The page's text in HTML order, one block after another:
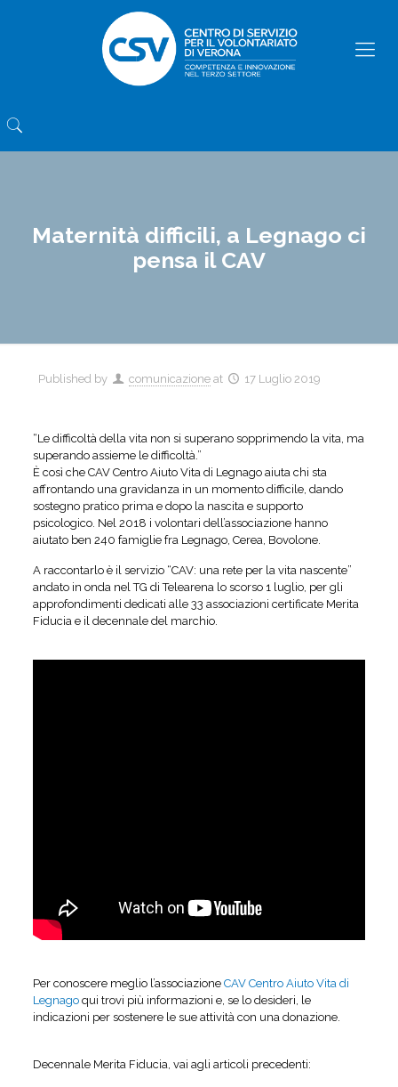
Maternità difficili, a Legnago ci
pensa il CAV
Published by comunicazione at 17 Luglio 2019
“Le difficoltà della vita non si superano sopprimendo la vita, ma
superando assieme le difficoltà.”
È così che CAV Centro Aiuto Vita di Legnago aiuta chi sta
affrontando una gravidanza in un momento difficile, dando
sostegno pratico prima e dopo la nascita e supporto
psicologico. Nel 2018 i volontari dell’associazione hanno
aiutato ben 240 famiglie fra Legnago, Cerea, Bovolone.
A raccontarlo è il servizio “CAV: una rete per la vita nascente”
andato in onda nel TG di Telearena lo scorso 1 luglio, per gli
approfondimenti dedicati alle 33 associazioni certificate Merita
Fiducia e il decennale del marchio.
Per conoscere meglio l’associazione CAV Centro Aiuto Vita di
Legnago qui trovi più informazioni e, se lo desideri, le
indicazioni per sostenere le sue attività con una donazione.
Decennale Merita Fiducia, vai agli articoli precedenti: